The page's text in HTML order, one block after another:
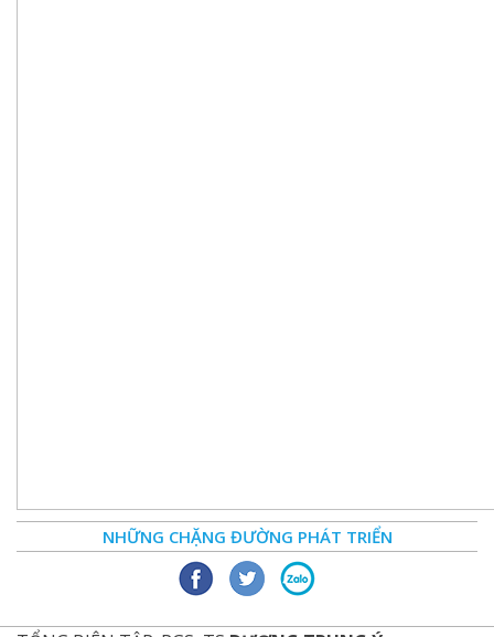
NHỮNG CHẶNG ĐƯỜNG PHÁT TRIỂN